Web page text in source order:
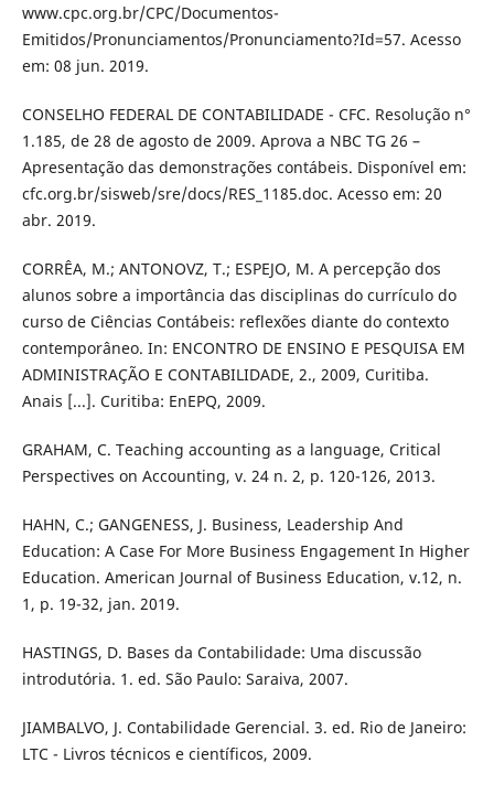
www.cpc.org.br/CPC/Documentos-
Emitidos/Pronunciamentos/Pronunciamento?Id=57. Acesso
em: 08 jun. 2019.
CONSELHO FEDERAL DE CONTABILIDADE - CFC. Resolução n°
1.185, de 28 de agosto de 2009. Aprova a NBC TG 26 –
Apresentação das demonstrações contábeis. Disponível em:
cfc.org.br/sisweb/sre/docs/RES_1185.doc. Acesso em: 20
abr. 2019.
CORRÊA, M.; ANTONOVZ, T.; ESPEJO, M. A percepção dos
alunos sobre a importância das disciplinas do currículo do
curso de Ciências Contábeis: reflexões diante do contexto
contemporâneo. In: ENCONTRO DE ENSINO E PESQUISA EM
ADMINISTRAÇÃO E CONTABILIDADE, 2., 2009, Curitiba.
Anais [...]. Curitiba: EnEPQ, 2009.
GRAHAM, C. Teaching accounting as a language, Critical
Perspectives on Accounting, v. 24 n. 2, p. 120-126, 2013.
HAHN, C.; GANGENESS, J. Business, Leadership And
Education: A Case For More Business Engagement In Higher
Education. American Journal of Business Education, v.12, n.
1, p. 19-32, jan. 2019.
HASTINGS, D. Bases da Contabilidade: Uma discussão
introdutória. 1. ed. São Paulo: Saraiva, 2007.
JIAMBALVO, J. Contabilidade Gerencial. 3. ed. Rio de Janeiro:
LTC - Livros técnicos e científicos, 2009.